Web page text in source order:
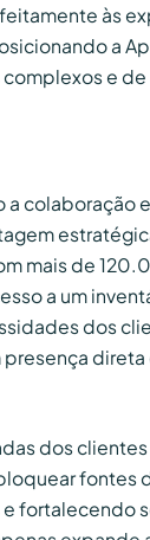
às
a
e de
a colaboração
mais de
a um
dos
dos
fontes
fortalecendo